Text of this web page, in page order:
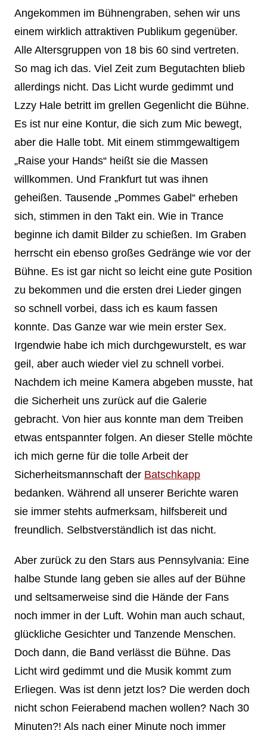
Angekommen im Bühnengraben, sehen wir uns
einem wirklich attraktiven Publikum gegenüber.
Alle Altersgruppen von 18 bis 60 sind vertreten.
So mag ich das. Viel Zeit zum Begutachten blieb
allerdings nicht. Das Licht wurde gedimmt und
Lzzy Hale betritt im grellen Gegenlicht die Bühne.
Es ist nur eine Kontur, die sich zum Mic bewegt,
aber die Halle tobt. Mit einem stimmgewaltigem
„Raise your Hands“ heißt sie die Massen
willkommen. Und Frankfurt tut was ihnen
geheißen. Tausende „Pommes Gabel“ erheben
sich, stimmen in den Takt ein. Wie in Trance
beginne ich damit Bilder zu schießen. Im Graben
herrscht ein ebenso großes Gedränge wie vor der
Bühne. Es ist gar nicht so leicht eine gute Position
zu bekommen und die ersten drei Lieder gingen
so schnell vorbei, dass ich es kaum fassen
konnte. Das Ganze war wie mein erster Sex.
Irgendwie habe ich mich durchgewurstelt, es war
geil, aber auch wieder viel zu schnell vorbei.
Nachdem ich meine Kamera abgeben musste, hat
die Sicherheit uns zurück auf die Galerie
gebracht. Von hier aus konnte man dem Treiben
etwas entspannter folgen. An dieser Stelle möchte
ich mich gerne für die tolle Arbeit der
Sicherheitsmannschaft der Batschkapp
bedanken. Während all unserer Berichte waren
sie immer stehts aufmerksam, hilfsbereit und
freundlich. Selbstverständlich ist das nicht.
Aber zurück zu den Stars aus Pennsylvania: Eine
halbe Stunde lang geben sie alles auf der Bühne
und seltsamerweise sind die Hände der Fans
noch immer in der Luft. Wohin man auch schaut,
glückliche Gesichter und Tanzende Menschen.
Doch dann, die Band verlässt die Bühne. Das
Licht wird gedimmt und die Musik kommt zum
Erliegen. Was ist denn jetzt los? Die werden doch
nicht schon Feierabend machen wollen? Nach 30
Minuten?! Als nach einer Minute noch immer